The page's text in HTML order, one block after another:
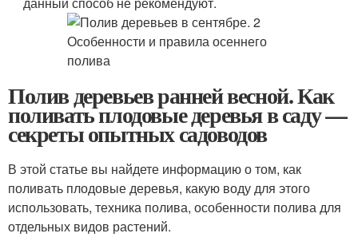
Полив деревьев ранней весной. Как
поливать плодовые деревья в саду —
секреты опытных садоводов
В этой статье вы найдете информацию о том, как
поливать плодовые деревья, какую воду для этого
использовать, техника полива, особенности полива для
отдельных видов растений.